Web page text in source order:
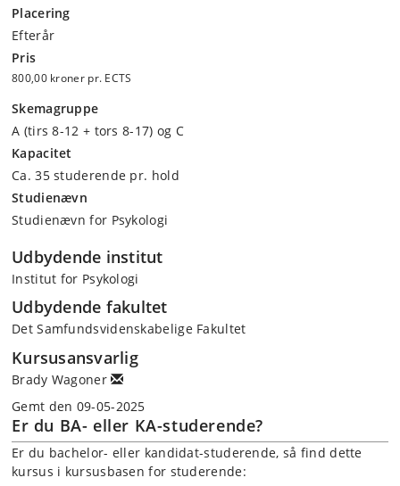
Placering
Efterår
Pris
800,00 kroner pr. ECTS
Skemagruppe
A (tirs 8-12 + tors 8-17) og C
Kapacitet
Ca. 35 studerende pr. hold
Studienævn
Studienævn for Psykologi
Udbydende institut
Institut for Psykologi
Udbydende fakultet
Det Samfundsvidenskabelige Fakultet
Kursusansvarlig
Brady Wagoner
Gemt den 09-05-2025
Er du BA- eller KA-studerende?
Er du bachelor- eller kandidat-studerende, så find dette
kursus i kursusbasen for studerende: